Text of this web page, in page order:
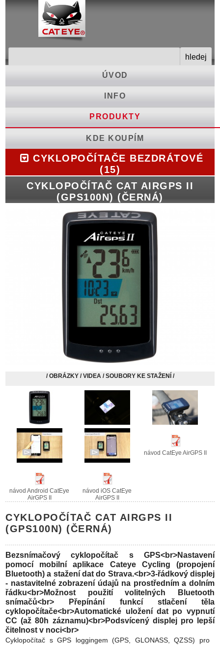
ÚVOD
INFO
PRODUKTY
KDE KOUPÍM
CYKLOPOČÍTAČE BEZDRÁTOVÉ
(15)
CYKLOPOČÍTAČ CAT AIRGPS II
(GPS100N) (ČERNÁ)
/ OBRÁZKY / VIDEA / SOUBORY KE STAŽENÍ /
návod CatEye AirGPS II
návod Android CatEye
AirGPS II
návod iOS CatEye
AirGPS II
CYKLOPOČÍTAČ CAT AIRGPS II
(GPS100N) (ČERNÁ)
Bezsnímačový cyklopočítač s GPS<br>Nastavení
pomocí mobilní aplikace Cateye Cycling (propojení
Bluetooth) a stažení dat do Strava.<br>3-řádkový displej
- nastavitelné zobrazení údajů na prostředním a dolním
řádku<br>Možnost použití volitelných Bluetooth
snímačů<br> Přepínání funkcí stlačení těla
cyklopočítače<br>Automatické uložení dat po vypnutí
CC (až 80h záznamu)<br>Podsvícený displej pro lepší
čitelnost v noci<br>
Cyklopočítač s GPS loggingem (GPS, GLONASS, QZSS) pro